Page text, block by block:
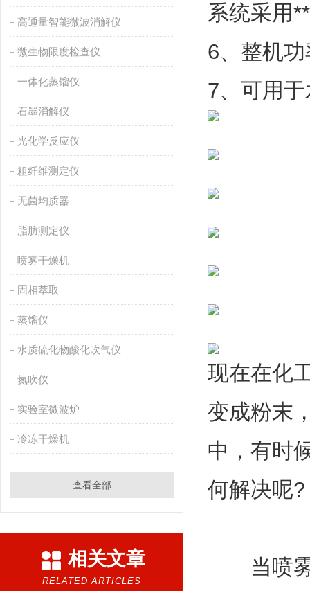
高通量智能微波消解仪
微生物限度检查仪
一体化蒸馏仪
石墨消解仪
光化学反应仪
粗纤维测定仪
无菌均质器
脂肪测定仪
喷雾干燥机
固相萃取
蒸馏仪
水质硫化物酸化吹气仪
氮吹仪
实验室微波炉
冷冻干燥机
查看全部
相关文章
RELATED ARTICLES
系统采用
6、整机
7、可用
现在在化
变成粉末
中，有时
何解决呢?
当喷雾